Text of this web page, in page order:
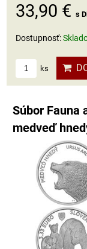
33,90 € s
Dostupnosť:
ks
Súbor Fauna
medveď